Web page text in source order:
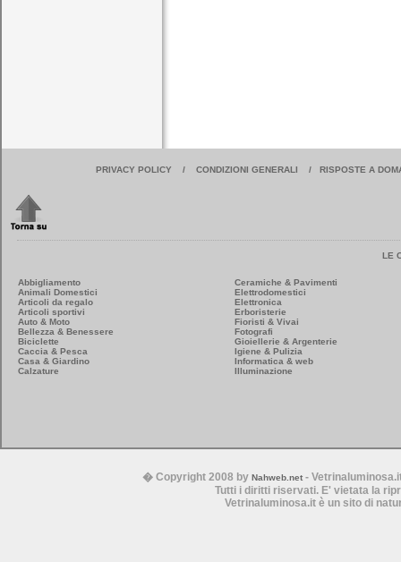
PRIVACY POLICY / CONDIZIONI GENERALI / RISPOSTE A
LE
Abbigliamento
Animali Domestici
Articoli da regalo
Articoli sportivi
Auto & Moto
Bellezza & Benessere
Biciclette
Caccia & Pesca
Casa & Giardino
Calzature
Ceramiche & Pavimenti
Elettrodomestici
Elettronica
Erboristerie
Fioristi & Vivai
Fotografi
Gioiellerie & Argenterie
Igiene & Pulizia
Informatica & web
Illuminazione
� Copyright 2008 by Nahweb.net-
Tutti i diritti riservati. E' vietata la
Vetrinaluminosa.it è un sito di